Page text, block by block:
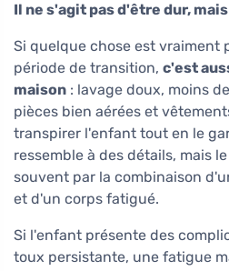
Il ne s'agit pas d'être dur,
Si quelque chose est vraiment
période de transition, c'est
maison : lavage doux, moins
pièces bien aérées et
transpirer l'enfant tout en le
ressemble à des détails, mais
souvent par la combinaison
et d'un corps fatigué.
Si l'enfant présente des
toux persistante, une fatigue